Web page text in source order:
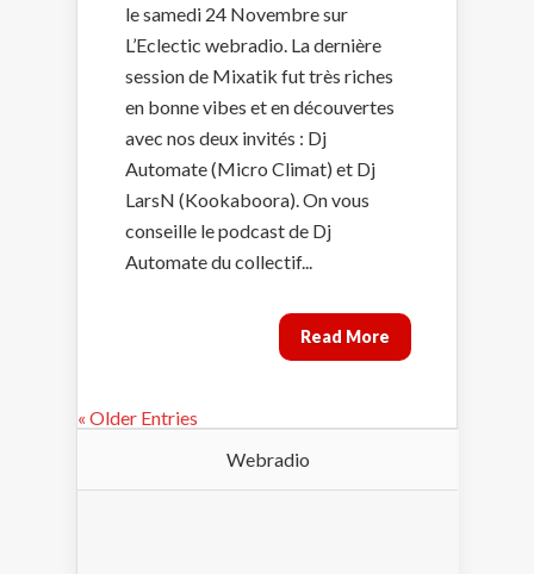
le samedi 24 Novembre sur
L’Eclectic webradio. La dernière
session de Mixatik fut très riches
en bonne vibes et en découvertes
avec nos deux invités : Dj
Automate (Micro Climat) et Dj
LarsN (Kookaboora). On vous
conseille le podcast de Dj
Automate du collectif...
Read More
« Older Entries
Webradio